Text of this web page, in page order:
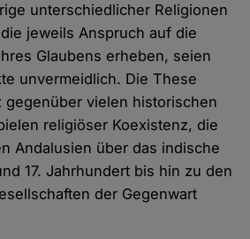
unterschiedlicher Religionen
jeweils Anspruch auf die
Glaubens erheben, seien
unvermeidlich. Die These
gegenüber vielen historischen
religiöser Koexistenz, die
Andalusien über das indische
17. Jahrhundert bis hin zu den
der Gegenwart